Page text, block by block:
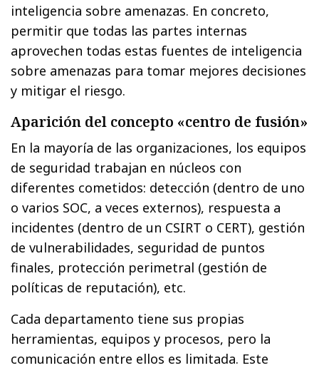
inteligencia sobre amenazas. En concreto,
permitir que todas las partes internas
aprovechen todas estas fuentes de inteligencia
sobre amenazas para tomar mejores decisiones
y mitigar el riesgo.
Aparición del concepto «centro de fusión»
En la mayoría de las organizaciones, los equipos
de seguridad trabajan en núcleos con
diferentes cometidos: detección (dentro de uno
o varios SOC, a veces externos), respuesta a
incidentes (dentro de un CSIRT o CERT), gestión
de vulnerabilidades, seguridad de puntos
finales, protección perimetral (gestión de
políticas de reputación), etc.
Cada departamento tiene sus propias
herramientas, equipos y procesos, pero la
comunicación entre ellos es limitada. Este